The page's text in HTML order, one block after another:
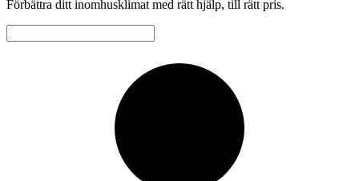
Förbättra ditt inomhusklimat med rätt hjälp, till rätt pris.